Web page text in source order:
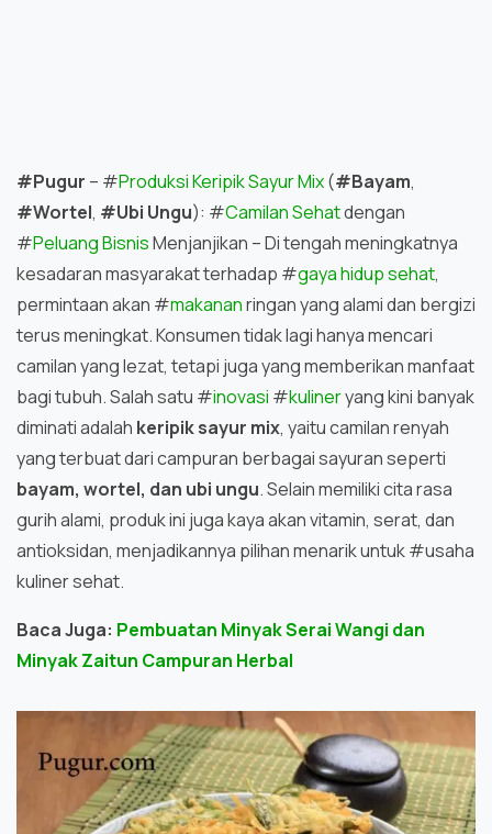
#Pugur – #Produksi Keripik Sayur Mix(#Bayam,
#Wortel, #Ubi Ungu): #Camilan Sehatdengan
#Peluang BisnisMenjanjikan – Di tengah meningkatnya
kesadaran masyarakat terhadap #gaya hidup sehat,
permintaan akan #makananringan yang alami dan bergizi
terus meningkat. Konsumen tidak lagi hanya mencari
camilan yang lezat, tetapi juga yang memberikan manfaat
bagi tubuh. Salah satu #inovasi #kulineryang kini banyak
diminati adalah keripik sayur mix, yaitu camilan renyah
yang terbuat dari campuran berbagai sayuran seperti
bayam, wortel, dan ubi ungu. Selain memiliki cita rasa
gurih alami, produk ini juga kaya akan vitamin, serat, dan
antioksidan, menjadikannya pilihan menarik untuk #usaha
kuliner sehat.
Baca Juga: Pembuatan Minyak Serai Wangi dan
Minyak Zaitun Campuran Herbal